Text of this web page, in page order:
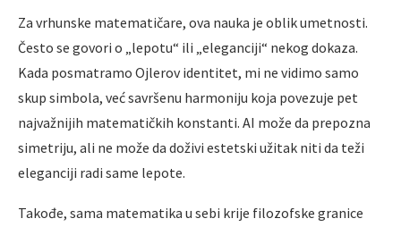
Za vrhunske matematičare, ova nauka je oblik umetnosti.
Često se govori o „lepotu“ ili „eleganciji“ nekog dokaza.
Kada posmatramo Ojlerov identitet, mi ne vidimo samo
skup simbola, već savršenu harmoniju koja povezuje pet
najvažnijih matematičkih konstanti. AI može da prepozna
simetriju, ali ne može da doživi estetski užitak niti da teži
eleganciji radi same lepote.
Takođe, sama matematika u sebi krije filozofske granice